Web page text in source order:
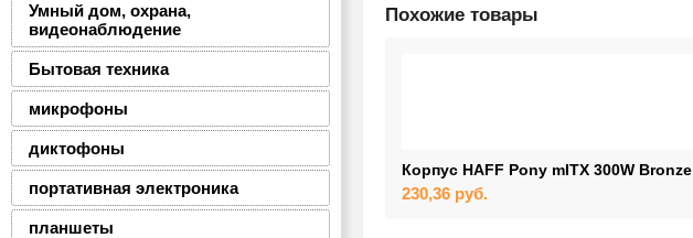
Умный дом, охрана,
видеонаблюдение
Бытовая техника
микрофоны
диктофоны
портативная электроника
планшеты
Похожие товары
Корпус HAFF Pony mITX 300W Bronze
230,36 руб.